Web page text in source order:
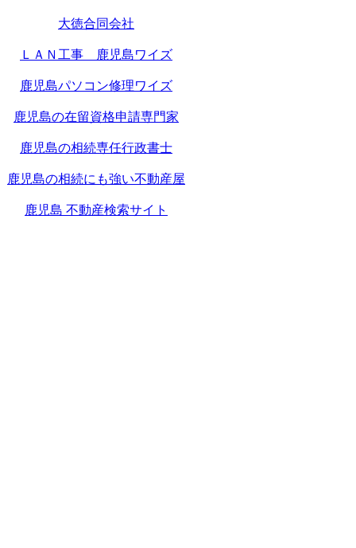
大徳合同会社
ＬＡＮ工事 鹿児島ワイズ
鹿児島パソコン修理ワイズ
鹿児島の在留資格申請専門家
鹿児島の相続専任行政書士
鹿児島の相続にも強い不動産屋
鹿児島 不動産検索サイト